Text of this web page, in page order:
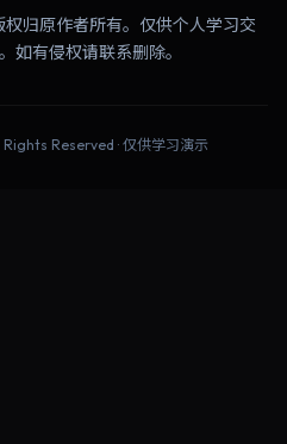
归原作者所有。仅供个人学习交
如有侵权请联系删除。
Rights Reserved · 仅供学习演示